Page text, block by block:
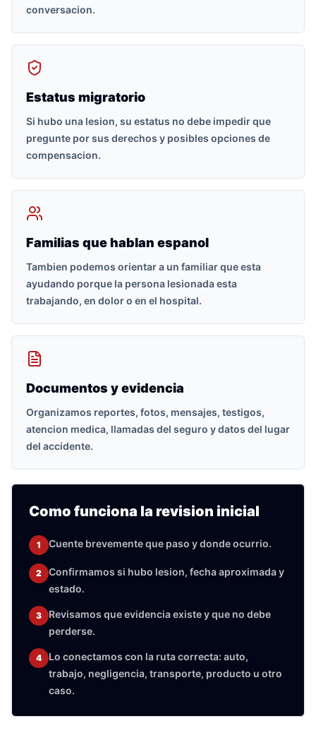
conversacion.
Estatus migratorio
Si hubo una lesion, su estatus no debe impedir que
pregunte por sus derechos y posibles opciones de
compensacion.
Familias que hablan espanol
Tambien podemos orientar a un familiar que esta
ayudando porque la persona lesionada esta
trabajando, en dolor o en el hospital.
Documentos y evidencia
Organizamos reportes, fotos, mensajes, testigos,
atencion medica, llamadas del seguro y datos del lugar
del accidente.
Como funciona la revision inicial
1 Cuente brevemente que paso y donde ocurrio.
2
Confirmamos si hubo lesion, fecha aproximada y
estado.
3
Revisamos que evidencia existe y que no debe
perderse.
4
Lo conectamos con la ruta correcta: auto,
trabajo, negligencia, transporte, producto u otro
caso.